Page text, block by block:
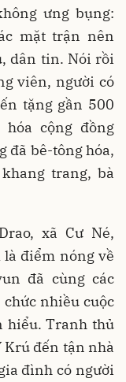
ưng bụng:
mặt trận nên
dân tin. Nói rồi
viên, người có
tặng gần 500
cộng đồng
đã bê-tông hóa,
trang, bà
xã Cư Né,
điểm nóng về
đã cùng các
nhiều cuộc
hiểu. Tranh thủ
Krú đến tận nhà
đình có người